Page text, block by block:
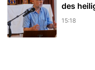
des
15:18